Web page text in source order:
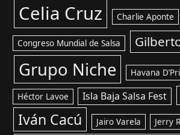
Celia Cruz Charlie Aponte
Congreso Mundial de Salsa
Grupo Niche Havana
Héctor Lavoe Isla Baja Salsa Fest
Iván Cacú Jairo Varela Jerry